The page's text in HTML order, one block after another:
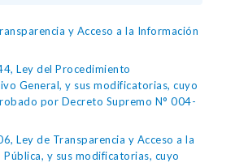
y Acceso a la Información
Ley del Procedimiento
General, y sus modificatorias, cuyo
por Decreto Supremo N° 004-
Ley de Transparencia y Acceso a la
Pública, y sus modificatorias, cuyo